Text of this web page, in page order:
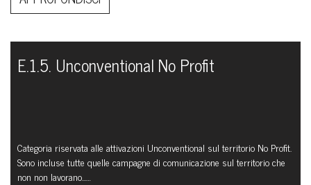
E.1.5. Unconventional No Profit
Categoria riservata alle attivazioni Unconventional sul territorio No Profit.
Sono incluse tutte quelle campagne di comunicazione sul territorio che
non non lavorano...…